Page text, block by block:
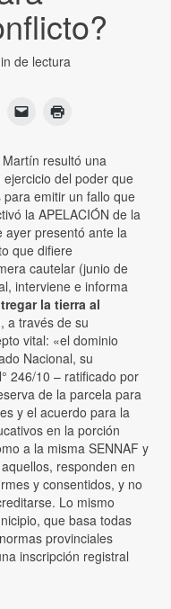
de lectura
resultó una
del poder que
emitir un fallo que
la APELACIÓN de la
ayer presentó ante la
que difiere
cautelar (junio de
interviene e informa
la tierra al
a través de su
vital: «el dominio
Nacional, su
246/10 – ratificado por
de la parcela para
y el acuerdo para la
en la porción
a la misma SENNAF y
responden en
y consentidos, y no
Lo mismo
que basa todas
provinciales
inscripción registral